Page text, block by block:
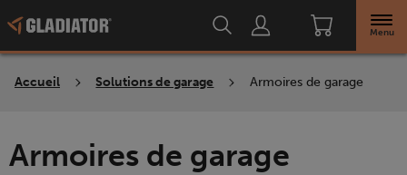
Menu
Accueil Solutions de garage Armoires de garage
Armoires de garage